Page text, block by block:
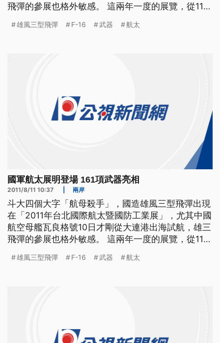
飛彈的參展也格外敏感。 這兩年一度的展覽，從11日
裡，還有各種國造飛彈、無人飛機、雷霆2000多管
雄風三型飛彈 F-16 武器 航太
國軍航太展明登場 161項武器亮相
2011/8/11 10:37 兩岸
斗大四個大字「航母殺手」，國造雄風三型飛彈出現
在「2011年台北國際航太暨國防工業展」，尤其中國
航空母艦瓦良格號10日才剛從大連港出海試航，雄三
飛彈的參展也格外敏感。 這兩年一度的展覽，從11日
裡，還有各種國造飛彈、無人飛機、雷霆2000多管
雄風三型飛彈 F-16 武器 航太